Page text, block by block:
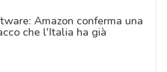
Amazon conferma una
che l'Italia ha già